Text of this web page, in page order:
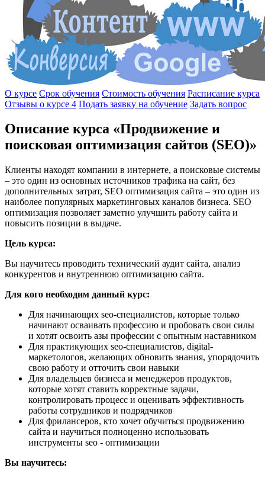
О курсе Срок обучения Стоимость обучения Расписание курса
Отзывы о курсе 4 Подать заявку на обучение Задать вопрос
Описание курса «Продвижение и
поисковая оптимизация сайтов (SEO)»
Клиенты находят компании в интернете, а поисковые системы
– это один из основных источников трафика на сайт, без
дополнительных затрат, SEO оптимизация сайта – это один из
наиболее популярных маркетинговых каналов бизнеса. SEO
оптимизация позволяет заметно улучшить работу сайта и
повысить позиции в выдаче.
Цель курса:
Вы научитесь проводить технический аудит сайта, анализ
конкурентов и внутреннюю оптимизацию сайта.
Для кого необходим данный курс:
Для начинающих seo-специалистов, которые только
начинают осваивать профессию и пробовать свои силы
и хотят освоить азы профессии с опытным наставником
Для практикующих seo-специалистов, digital-
маркетологов, желающих обновить знания, упорядочить
свою работу и отточить свои навыки
Для владельцев бизнеса и менеджеров продуктов,
которые хотят ставить корректные задачи,
контролировать процесс и оценивать эффективность
работы сотрудников и подрядчиков
Для фрилансеров, кто хочет обучиться продвижению
сайта и научиться полноценно использовать
инструменты seo - оптимизации
Вы научитесь: